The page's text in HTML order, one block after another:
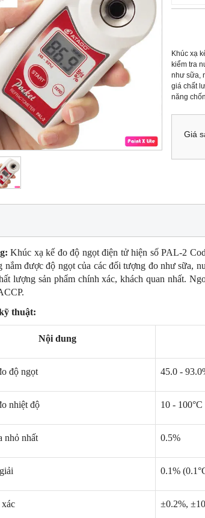
Khúc xạ
kiểm tra
như sữa,
giá chất
năng
Giá
Khúc xạ kế đo độ ngọt điện tử hiện số PAL-2
nắm được độ ngọt của các đối tượng đo như sữa,
lượng sản phẩm chính xác, khách quan nhất.
thuật:
Nội dung
độ ngọt 45.0 -
nhiệt độ 10 -
nhỏ nhất 0.5%
0.1%
±0.2%,